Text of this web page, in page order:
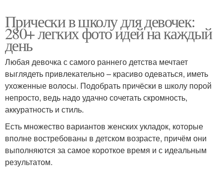
Прически в школу для девочек:
280+ легких фото идей на каждый
день
Любая девочка с самого раннего детства мечтает
выглядеть привлекательно – красиво одеваться, иметь
ухоженные волосы. Подобрать причёски в школу порой
непросто, ведь надо удачно сочетать скромность,
аккуратность и стиль.
Есть множество вариантов женских укладок, которые
вполне востребованы в детском возрасте, причём они
выполняются за самое короткое время и с идеальным
результатом.